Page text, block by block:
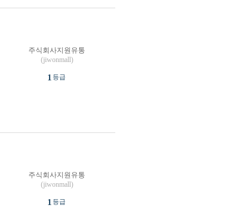
주식회사지원유통
(jiwonmall)
1 등급
주식회사지원유통
(jiwonmall)
1 등급